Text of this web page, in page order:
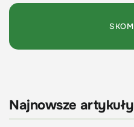
Najnowsze artykuły